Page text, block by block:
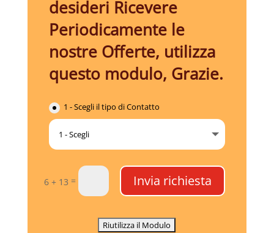
desideri Ricevere
Periodicamente le
nostre Offerte, utilizza
questo modulo, Grazie.
1 - Scegli il tipo di Contatto
6 + 13 = Invia richiesta